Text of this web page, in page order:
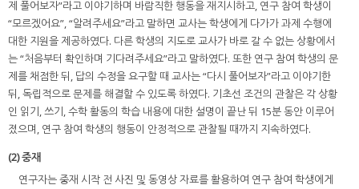
제 풀어보자”라고 이야기하며 바람직한 행동을 재지시하고, 연구 참여 학생이
“모르겠어요”, “알려주세요”라고 말하면 교사는 학생에게 다가가 과제 수행에
대한 지원을 제공하였다. 다른 학생의 지도로 교사가 바로 갈 수 없는 상황에서
는 “처음부터 확인하며 기다려주세요”라고 말하였다. 또한 연구 참여 학생의 문
제를 채점한 뒤, 답의 수정을 요구할 때 교사는 “다시 풀어보자”라고 이야기한
뒤, 독립적으로 문제를 해결할 수 있도록 하였다. 기초선 조건의 관찰은 각 상황
인 읽기, 쓰기, 수학 활동의 학습 내용에 대한 설명이 끝난 뒤 15분 동안 이루어
졌으며, 연구 참여 학생의 행동이 안정적으로 관찰될 때까지 지속하였다.
(2) 중재
연구자는 중재 시작 전 사진 및 동영상 자료를 활용하여 연구 참여 학생에게